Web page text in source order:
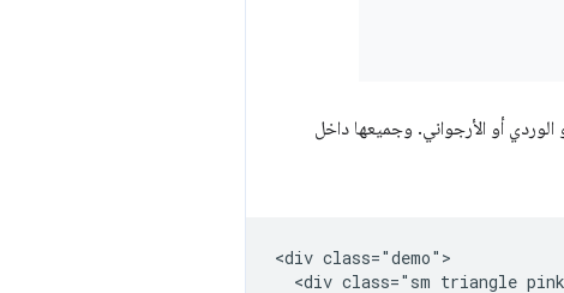
أو الأرجواني. وجميعها داخل
<div class="demo">
<div class="sm triangle